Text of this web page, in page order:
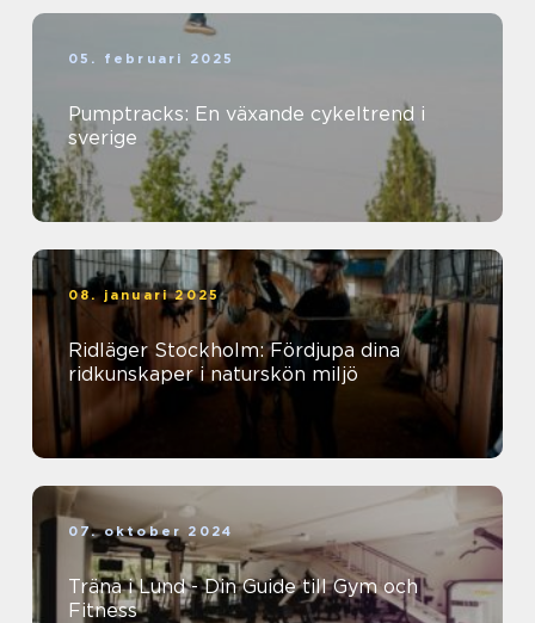
05. februari 2025
Pumptracks: En växande cykeltrend i
sverige
08. januari 2025
Ridläger Stockholm: Fördjupa dina
ridkunskaper i naturskön miljö
07. oktober 2024
Träna i Lund - Din Guide till Gym och
Fitness